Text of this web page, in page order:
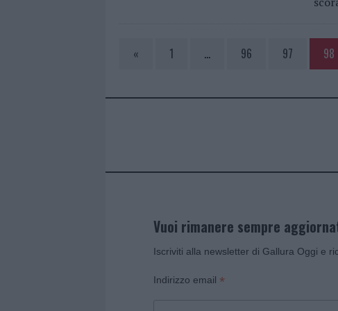
« 1 … 96 97 98
Vuoi rimanere sempre
Iscriviti alla newsletter di Gallura Oggi e
Indirizzo email *